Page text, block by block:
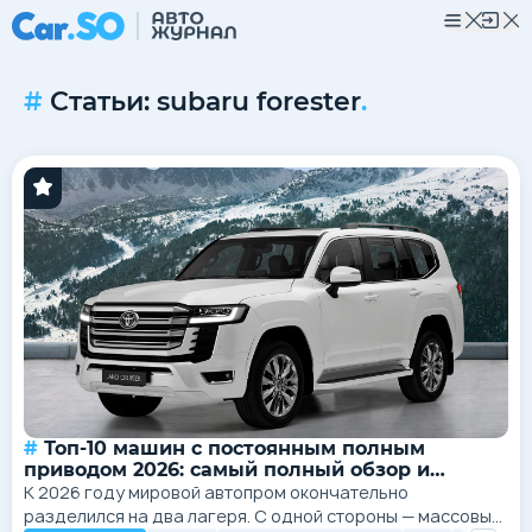
Статьи: subaru forester.
приводом 2026: самый полный обзор и
рейтинг
К 2026 году мировой автопром окончательно
разделился на два лагеря. С одной стороны — массовые